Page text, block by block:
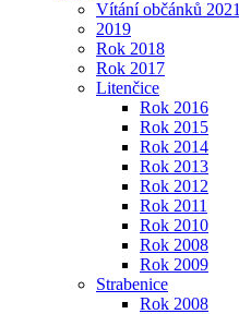
Vítání občánků 2021
2019
Rok 2018
Rok 2017
Litenčice
Rok 2016
Rok 2015
Rok 2014
Rok 2013
Rok 2012
Rok 2011
Rok 2010
Rok 2008
Rok 2009
Strabenice
Rok 2008